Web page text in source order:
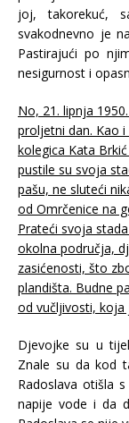
joj, takorekuć,
svakodnevno je
Pastirajući po
nesigurnost i
No, 21. lipnja
proljetni dan. Kao
kolegica Kata
pustile su svoja
pašu, ne sluteći
od Omrčenice na
Prateći svoja
okolna područja,
zasićenosti, što
plandišta. Budne
od vučljivosti,
Djevojke su u
Znale su da kod
Radoslava otišla
napije vode i da